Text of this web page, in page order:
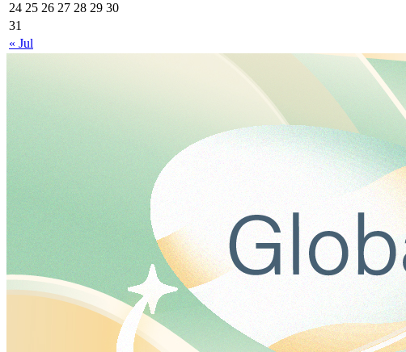
« Jul
24 25 26 27 28 29 30
31